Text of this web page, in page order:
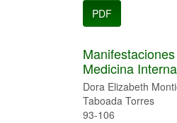
PDF
Medicina
Dora Elizabeth
Taboada Torres
93-106